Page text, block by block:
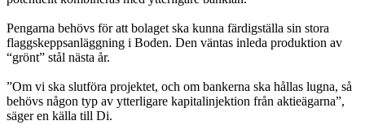
Pengarna behövs för att bolaget ska kunna färdigställa sin stora
flaggskeppsanläggning i Boden. Den väntas inleda produktion av
“grönt” stål nästa år.
”Om vi ska slutföra projektet, och om bankerna ska hållas lugna, så
behövs någon typ av ytterligare kapitalinjektion från aktieägarna”,
säger en källa till Di.